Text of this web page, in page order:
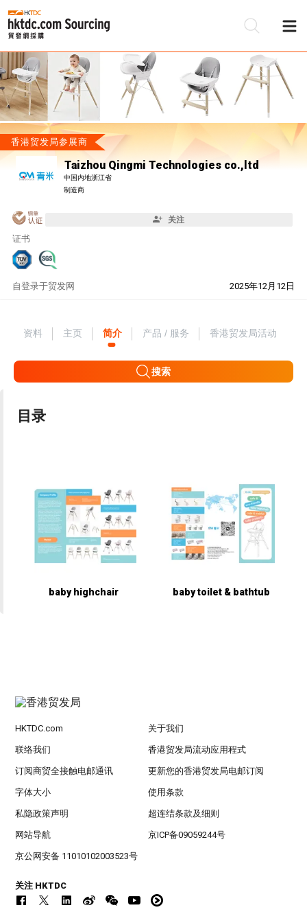
香港贸发局参展商
Taizhou Qingmi Technologies co.,ltd
中国内地浙江省
制造商
关注
证书
自 2025年12月12日
登录于贸发网
资料 主页 简介 产品 / 服务 香港贸发局活动
搜索
目录
baby highchair baby toilet & bathtub
HKTDC.com 关于我们
联络我们 香港贸发局流动应用程式
订阅商贸全接触电邮通讯 更新您的香港贸发局电邮订阅
字体大小 使用条款
私隐政策声明 超连结条款及细则
网站导航 京ICP备09059244号
京公网安备 11010102003523号
关注 HKTDC